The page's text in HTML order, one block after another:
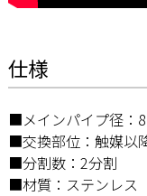
仕様
■メインパイプ径：
■交換部位：触媒以
■分割数：2分割
■材質：ステンレス